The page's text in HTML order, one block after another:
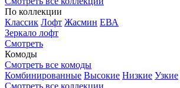
По коллекции
Классик Лофт Жасмин ЕВА
Зеркало лофт
Смотреть
Комоды
Смотреть все комоды
Комбинированные Высокие Низкие Узкие
Смотреть все коллекции